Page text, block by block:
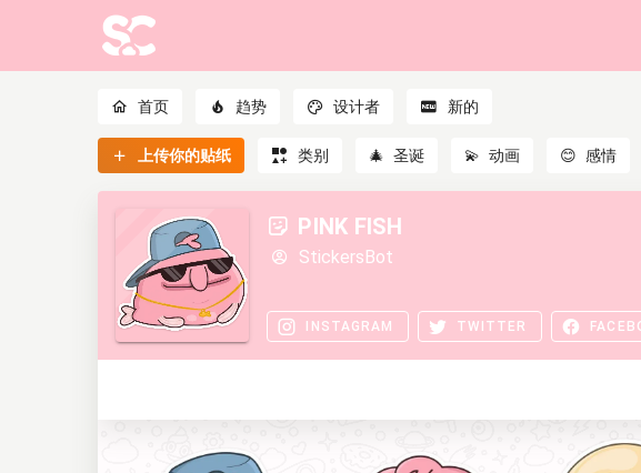
首页 趋势 设计者 新的
上传你的贴纸 类别 🎄 圣诞 💫 动画 😊 感情
PINK FISH
StickersBot
INSTAGRAM TWITTER